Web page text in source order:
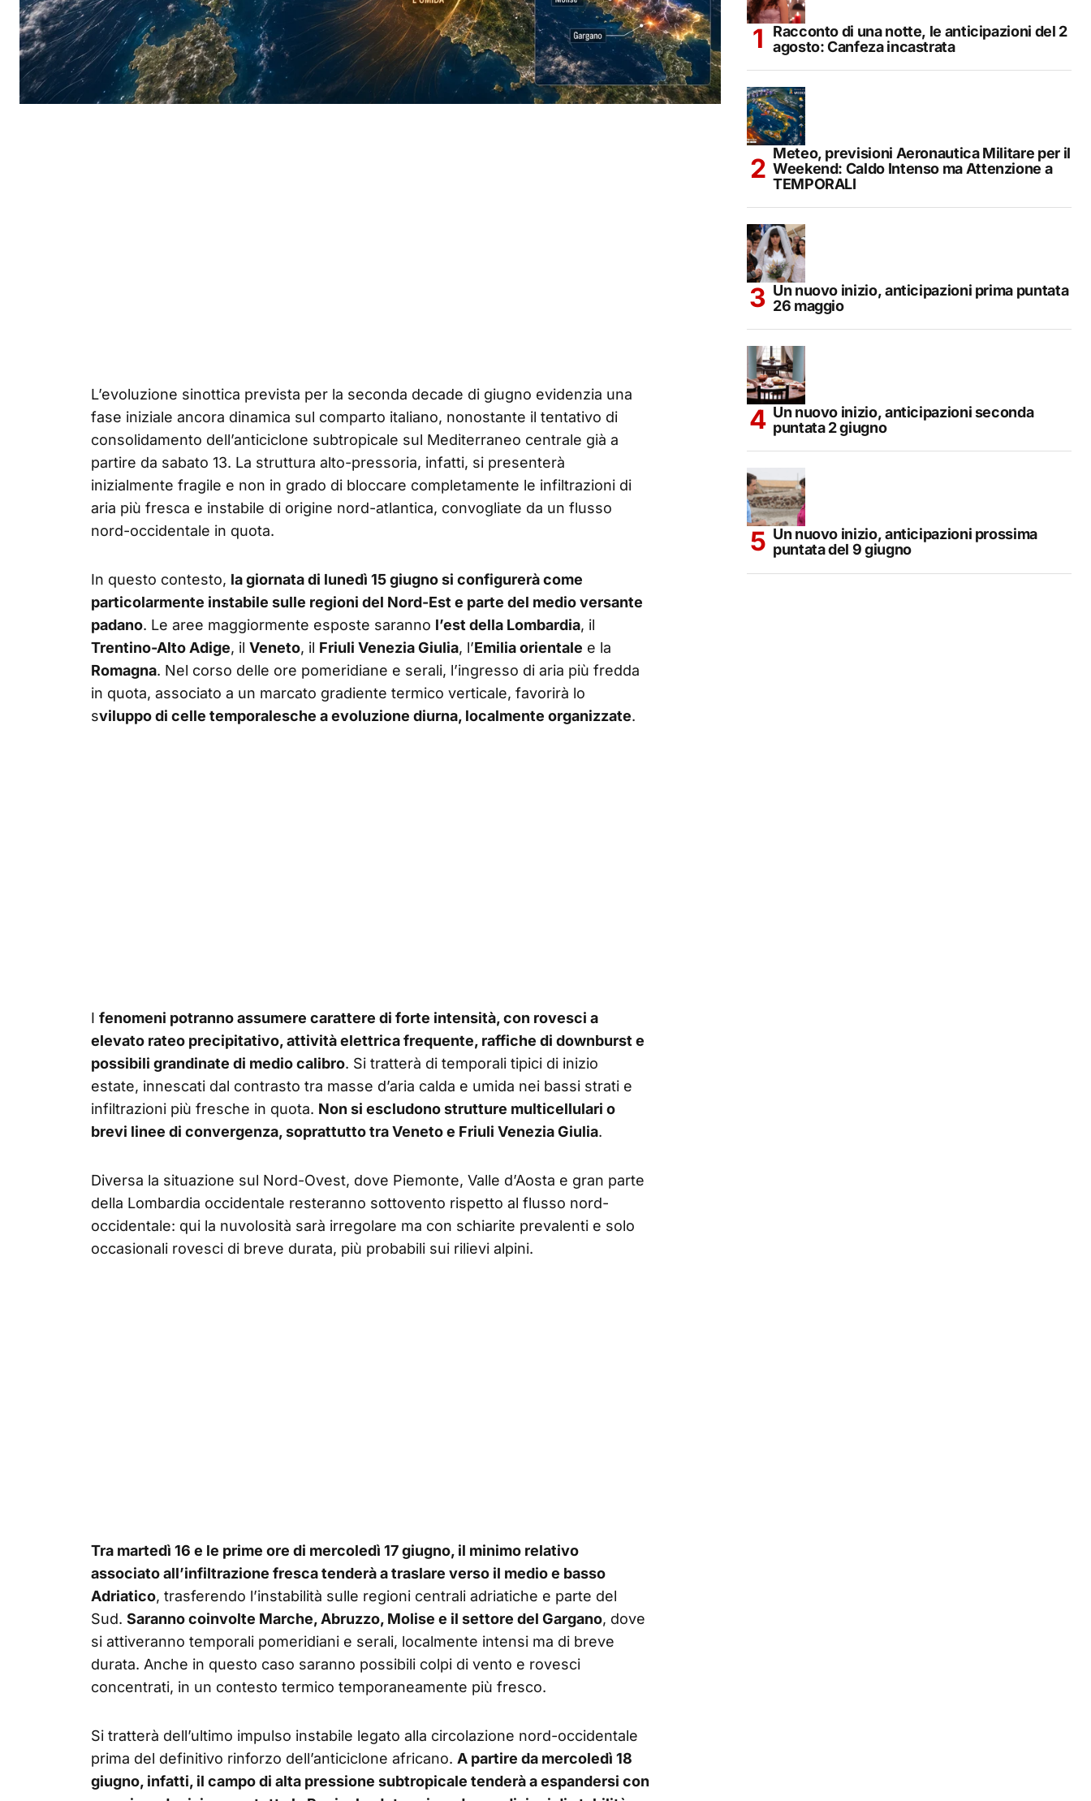
L’evoluzione sinottica prevista per la seconda decade di giugno evidenzia una
fase iniziale ancora dinamica sul comparto italiano, nonostante il tentativo di
consolidamento dell’anticiclone subtropicale sul Mediterraneo centrale già a
partire da sabato 13. La struttura alto-pressoria, infatti, si presenterà
inizialmente fragile e non in grado di bloccare completamente le infiltrazioni di
aria più fresca e instabile di origine nord-atlantica, convogliate da un flusso
nord-occidentale in quota.
In questo contesto, la giornata di lunedì 15 giugno si configurerà come
particolarmente instabile sulle regioni del Nord-Est e parte del medio versante
padano. Le aree maggiormente esposte saranno l’est della Lombardia, il
Trentino-Alto Adige, il Veneto, il Friuli Venezia Giulia, l’Emilia orientale e la
Romagna. Nel corso delle ore pomeridiane e serali, l’ingresso di aria più fredda
in quota, associato a un marcato gradiente termico verticale, favorirà lo
sviluppo di celle temporalesche a evoluzione diurna, localmente organizzate.
I fenomeni potranno assumere carattere di forte intensità, con rovesci a
elevato rateo precipitativo, attività elettrica frequente, raffiche di downburst e
possibili grandinate di medio calibro. Si tratterà di temporali tipici di inizio
estate, innescati dal contrasto tra masse d’aria calda e umida nei bassi strati e
infiltrazioni più fresche in quota. Non si escludono strutture multicellulari o
brevi linee di convergenza, soprattutto tra Veneto e Friuli Venezia Giulia.
Diversa la situazione sul Nord-Ovest, dove Piemonte, Valle d’Aosta e gran parte
della Lombardia occidentale resteranno sottovento rispetto al flusso nord-
occidentale: qui la nuvolosità sarà irregolare ma con schiarite prevalenti e solo
occasionali rovesci di breve durata, più probabili sui rilievi alpini.
Tra martedì 16 e le prime ore di mercoledì 17 giugno, il minimo relativo
associato all’infiltrazione fresca tenderà a traslare verso il medio e basso
Adriatico, trasferendo l’instabilità sulle regioni centrali adriatiche e parte del
Sud. Saranno coinvolte Marche, Abruzzo, Molise e il settore del Gargano, dove
si attiveranno temporali pomeridiani e serali, localmente intensi ma di breve
durata. Anche in questo caso saranno possibili colpi di vento e rovesci
concentrati, in un contesto termico temporaneamente più fresco.
Si tratterà dell’ultimo impulso instabile legato alla circolazione nord-occidentale
prima del definitivo rinforzo dell’anticiclone africano. A partire da mercoledì 18
giugno, infatti, il campo di alta pressione subtropicale tenderà a espandersi con
Racconto di una notte, le anticipazioni del 2
agosto: Canfeza incastrata
Meteo, previsioni Aeronautica Militare per il
Weekend: Caldo Intenso ma Attenzione a
TEMPORALI
Un nuovo inizio, anticipazioni prima puntata
26 maggio
Un nuovo inizio, anticipazioni seconda
puntata 2 giugno
Un nuovo inizio, anticipazioni prossima
puntata del 9 giugno